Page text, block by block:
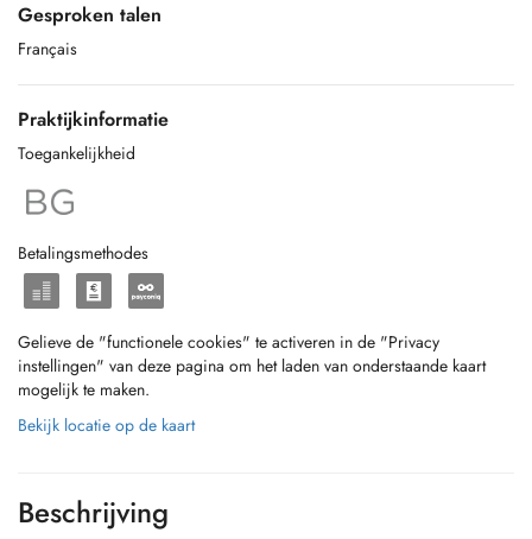
Gesproken talen
Français
Praktijkinformatie
Toegankelijkheid
Betalingsmethodes
Gelieve de "functionele cookies" te activeren in de "Privacy
instellingen" van deze pagina om het laden van onderstaande kaart
mogelijk te maken.
Bekijk locatie op de kaart
Beschrijving